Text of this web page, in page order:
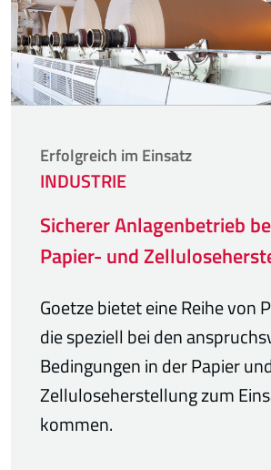
Erfolgreich im Einsatz
INDUSTRIE
Sicherer Anlagenbetrieb
Papier- und
Goetze bietet eine Reihe von
die speziell bei den
Bedingungen in der Papier
Zelluloseherstellung zum
kommen.